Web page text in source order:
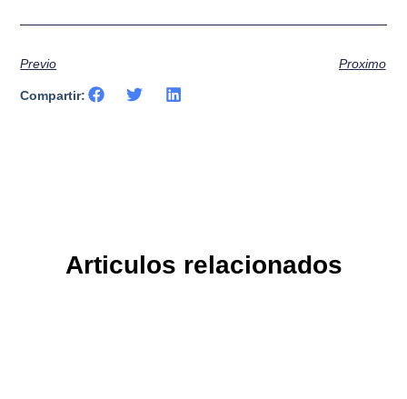
Previo Proximo
Compartir:
Articulos relacionados